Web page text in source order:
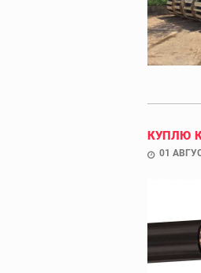
КУПЛЮ
01